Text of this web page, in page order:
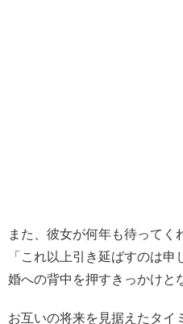
また、彼女が何年も待ってく
「これ以上引き延ばすのは
婚への背中を押すきっかけと
お互いの将来を見据えたタイ